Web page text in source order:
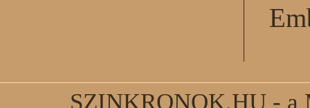
SZINKRONOK.HU - a